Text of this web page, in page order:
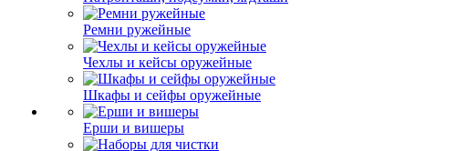
Ремни ружейные
Чехлы и кейсы оружейные
Шкафы и сейфы оружейные
Ерши и вишеры